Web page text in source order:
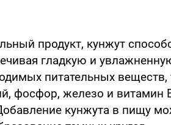
продукт, кунжут
гладкую и
питательных веществ,
фосфор, железо и витамин
кунжута в пищу